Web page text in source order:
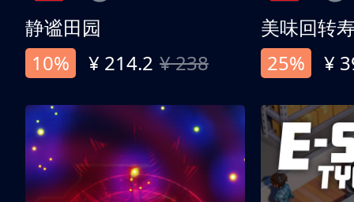
静谧田园
10%
¥ 214.2 ¥ 238
美味回转
25%
¥